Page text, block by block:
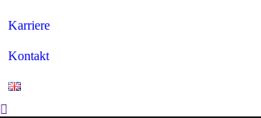
Karriere
Kontakt
Search: